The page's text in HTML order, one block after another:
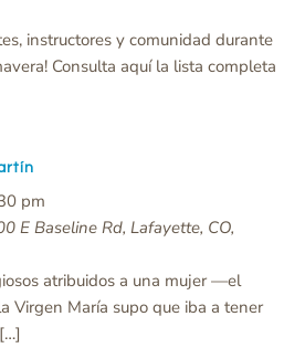
instructores y comunidad durante
Consulta aquí la lista completa
pm
E Baseline Rd, Lafayette, CO,
atribuidos a una mujer —el
Virgen María supo que iba a tener